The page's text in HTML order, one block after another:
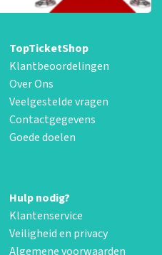
TopTicketShop
Klantbeoordelingen
Over Ons
Veelgestelde vragen
Contactgegevens
Goede doelen
Hulp nodig?
Klantenservice
Veiligheid en privacy
Algemene voorwaarden